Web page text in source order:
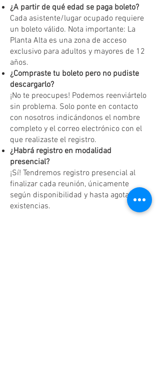
¿A partir de qué edad se paga boleto?
Cada asistente/lugar ocupado requiere
un boleto válido. Nota importante: La
Planta Alta es una zona de acceso
exclusivo para adultos y mayores de 12
años.
¿Compraste tu boleto pero no pudiste
descargarlo?
¡No te preocupes! Podemos reenviártelo
sin problema. Solo ponte en contacto
con nosotros indicándonos el nombre
completo y el correo electrónico con el
que realizaste el registro.
¿Habrá registro en modalidad
presencial?
¡Sí! Tendremos registro presencial al
finalizar cada reunión, únicamente
según disponibilidad y hasta agotar
existencias.